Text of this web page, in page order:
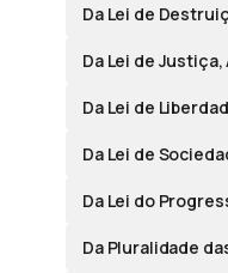
Da Lei de
Da Lei de
Da Lei de
Da Lei de
Da Lei do
Da Pluralidade